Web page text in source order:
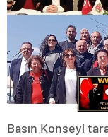
Basın Konseyi